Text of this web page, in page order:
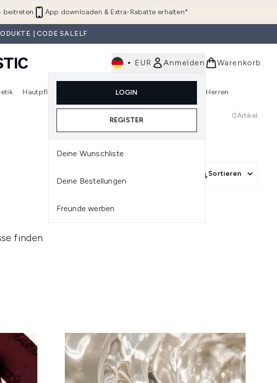
springen
App downloaden & Extra-Rabatte erhalten*
beitreten
| CODE SALELF
• EUR Anmelden
LOGIN
REGISTER
Deine Wunschliste
Deine Bestellungen
Freunde werben
Warenkorb
Untermenü Anmelden (Neu & Trending) Untermenü Anmelden (Kosmetik)
Hautpflege
Untermenü Anmelden (Haarpflege)
Parfum
Untermenü Anmelden (Parfum)
Herren
0Artikel
Sortieren
finden